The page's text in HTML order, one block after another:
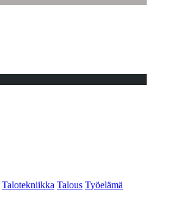
Talotekniikka Talous Työelämä